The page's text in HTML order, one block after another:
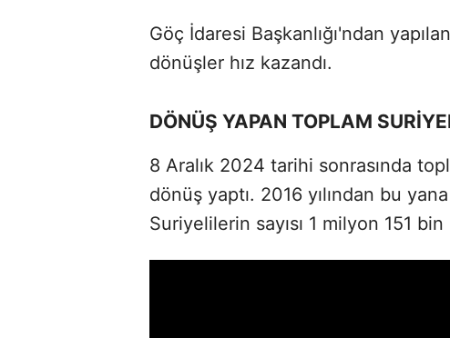
Göç İdaresi Başkanlığı'ndan
dönüşler hız kazandı.
DÖNÜŞ YAPAN TOPLAM
8 Aralık 2024 tarihi sonrasında
dönüş yaptı. 2016 yılından bu
Suriyelilerin sayısı 1 milyon 151